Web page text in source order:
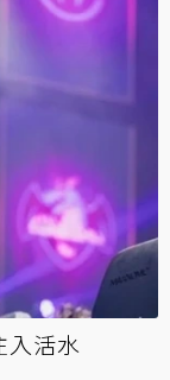
入活水